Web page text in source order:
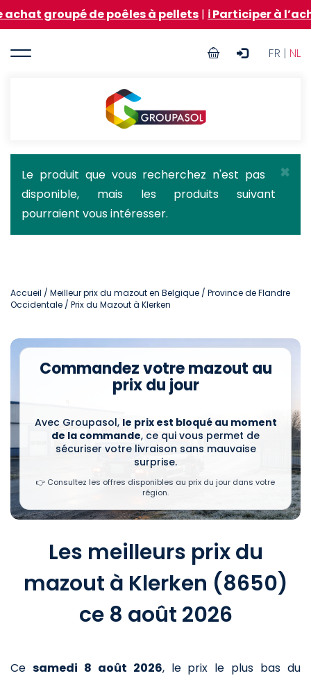
Aller
au
principal
de poêles à pellets|ℹ️ Participer à l’achat
FR | NL
User
Groupasol
×
Message
d'état
Le produit que vous recherchez n'est pas
disponible, mais les produits suivant
pourraient vous intéresser.
Accueil / Meilleur prix du mazout en Belgique / Province de Flandre
Occidentale / Prix du Mazout à Klerken
Commandez votre mazout au
prix du jour
Avec Groupasol, le prix est bloqué au moment
de la commande, ce qui vous permet de
sécuriser votre livraison sans mauvaise
surprise.
👉 Consultez les offres disponibles au prix du jour dans votre
région.
Les meilleurs prix du
mazout à Klerken (8650)
ce 8 août 2026
Ce samedi 8 août 2026, le prix le plus bas du